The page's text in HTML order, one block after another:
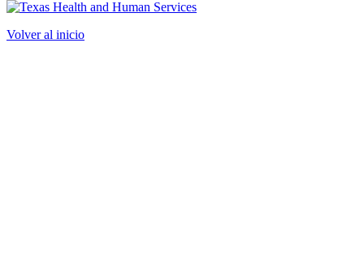
Volver al inicio